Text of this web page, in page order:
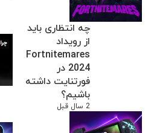
چه انتظاری باید
از رویداد
Fortnitemares
2024 در
فورتنایت داشته
باشیم؟
2 سال قبل